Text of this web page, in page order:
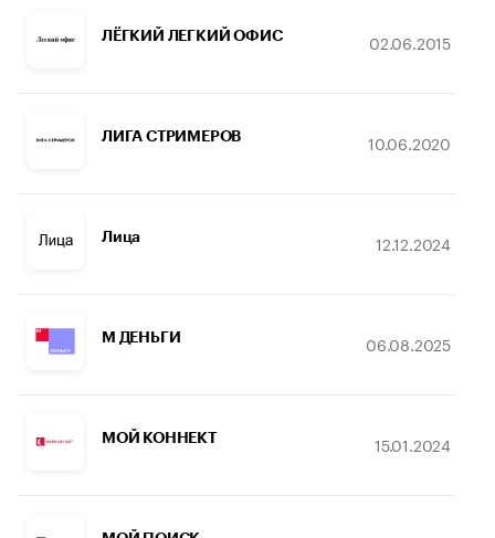
ЛЁГКИЙ ЛЕГКИЙ ОФИС 02.06.2015
ЛИГА СТРИМЕРОВ 10.06.2020
Лица 12.12.2024
М ДЕНЬГИ 06.08.2025
МОЙ КОННЕКТ 15.01.2024